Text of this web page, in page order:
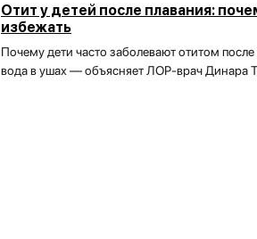
Отит у детей после плавания:
избежать
Почему дети часто заболевают отитом
вода в ушах — объясняет ЛОР-врач Динара